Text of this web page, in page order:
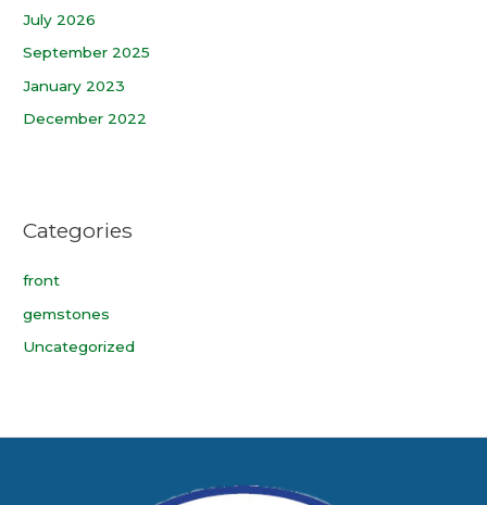
July 2026
September 2025
January 2023
December 2022
Categories
front
gemstones
Uncategorized